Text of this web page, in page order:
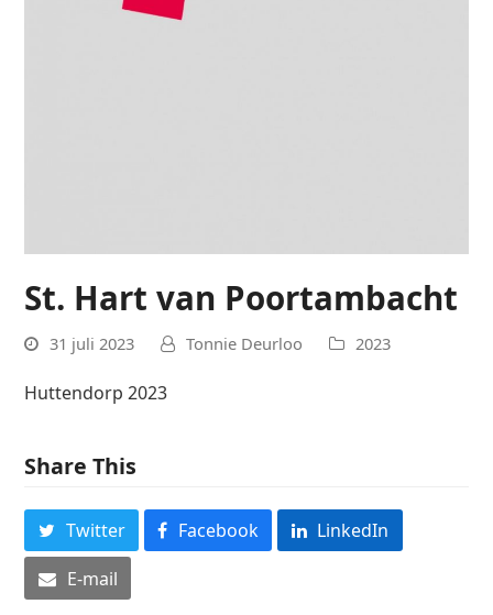
St. Hart van Poortambacht
31 juli 2023 Tonnie Deurloo 2023
Huttendorp 2023
Share This
Twitter Facebook
LinkedIn
E-mail